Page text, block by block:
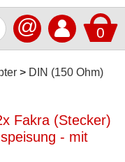
0
@
DIN (150 Ohm)
Fakra (Stecker)
- mit